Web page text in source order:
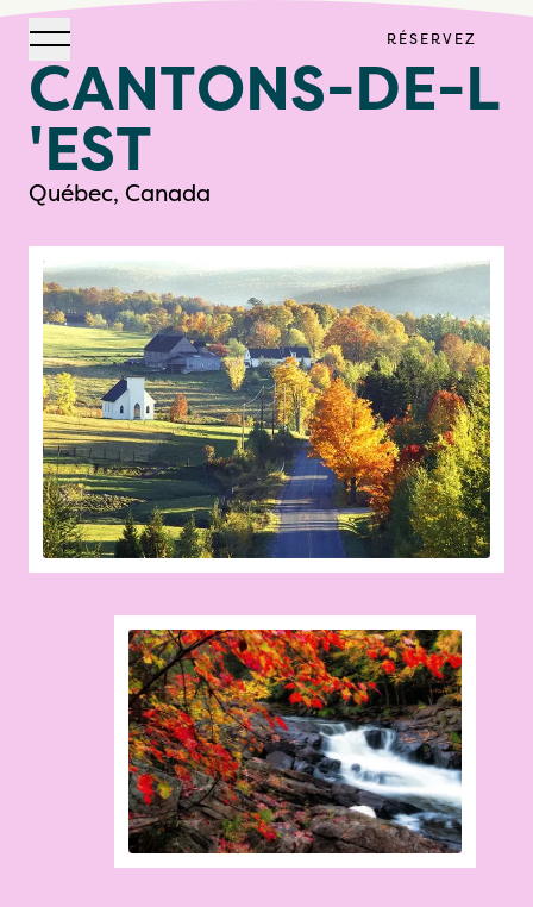
Ouvrir la navigation
North House
RÉSERVEZ
CANTONS-DE-L
'EST
Québec, Canada